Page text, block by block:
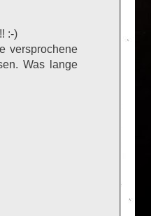
:-)
versprochene
Was lange